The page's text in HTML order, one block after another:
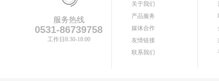
服务热线
0531-86739758
工作日8:30-18:00
关于我们
产品服务
媒体合作
友情链接
联系我们